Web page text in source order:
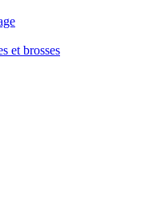
et brosses